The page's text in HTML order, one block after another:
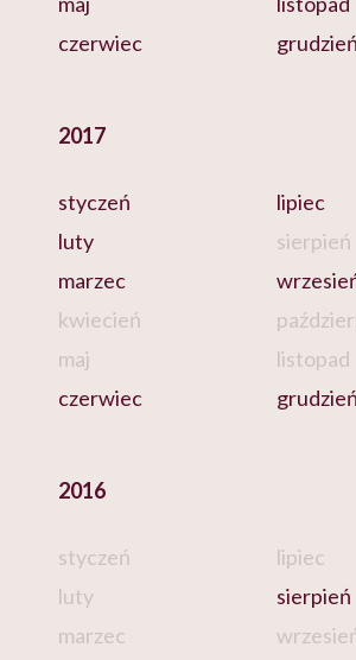
czerwiec
grudzień
2017
styczeń
luty
marzec
kwiecień
maj
czerwiec
lipiec
sierpień
listopad
grudzień
2016
styczeń
luty
marzec
lipiec
sierpień